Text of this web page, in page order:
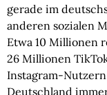
gerade im
anderen sozialen
Etwa 10 Millionen
26 Millionen
Instagram-
Deutschland